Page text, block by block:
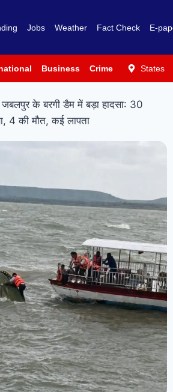
Jobs Weather Fact Check E-
Business Crime PoliticsStates
जबलपुर के बरगी डैम में बड़ा हादसा: 30
4 की मौत, कई लापता